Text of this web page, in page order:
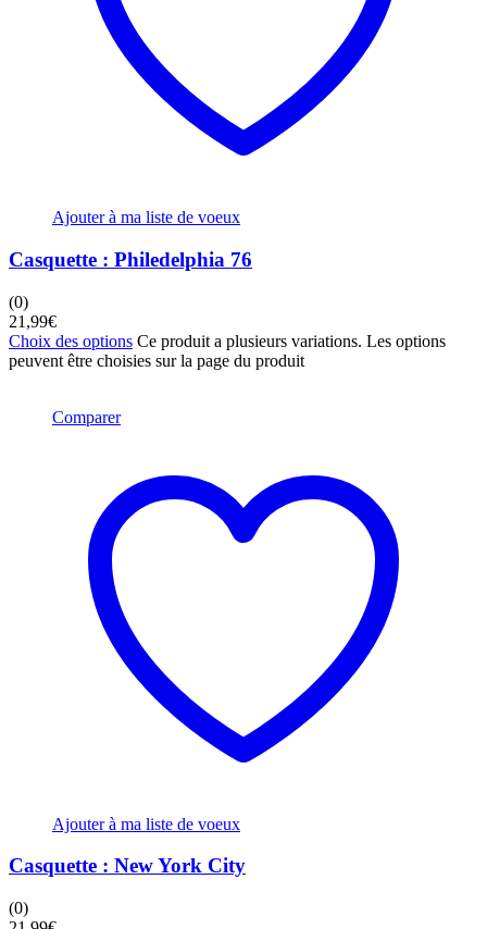
Ajouter à ma liste de voeux
Casquette : Philedelphia 76
(0)
21,99€
Choix des options Ce produit a plusieurs variations. Les options
peuvent être choisies sur la page du produit
Comparer
Ajouter à ma liste de voeux
Casquette : New York City
(0)